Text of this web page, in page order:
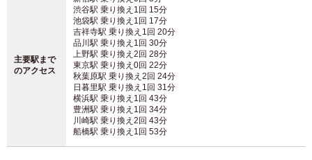
主要駅まで
のアクセス
渋谷駅 乗り換え1回 15分
池袋駅 乗り換え1回 17分
吉祥寺駅 乗り換え1回 20分
品川駅 乗り換え1回 30分
上野駅 乗り換え2回 28分
東京駅 乗り換え0回 22分
秋葉原駅 乗り換え2回 24分
日暮里駅 乗り換え1回 31分
横浜駅 乗り換え1回 43分
豊洲駅 乗り換え1回 34分
川崎駅 乗り換え2回 43分
船橋駅 乗り換え1回 53分